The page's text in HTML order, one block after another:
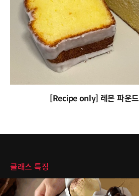
[Recipe only] 레몬 파운드
클래스 특징